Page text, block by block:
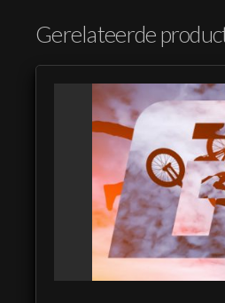
Gerelateerde